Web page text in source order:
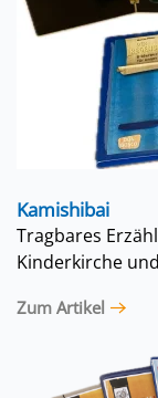
Kamishibai
Tragbares
Kinderkirche
Zum Artikel